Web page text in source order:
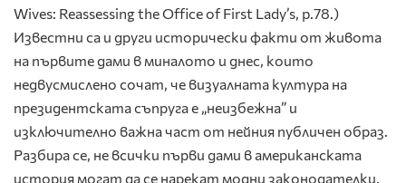
Wives: Reassessing the Office of First Lady’s, p.78.)
Известни са и други исторически факти от живота
на първите дами в миналото и днес, които
недвусмислено сочат, че визуалната култура на
президентската съпруга е „неизбежна” и
изключително важна част от нейния публичен образ.
Разбира се, не всички първи дами в американската
история могат да се нарекат модни законодателки.